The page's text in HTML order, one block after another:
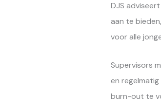
DJS
aan te
voor alle
Supervisors
en
burn-out te